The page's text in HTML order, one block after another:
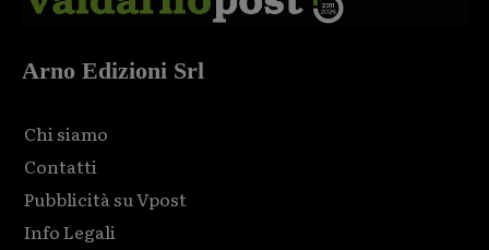
Arno Edizioni Srl
Chi siamo
Contatti
Pubblicità su Vpost
Info Legali